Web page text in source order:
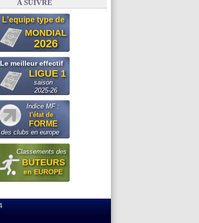
A SUIVRE
L'equipe type de
MONDIAL
2026
Le meilleur effectif
LIGUE 1
saison
2025-26
Indice MF :
l'état de
FORME
des clubs en europe
Classements des
BUTEURS
en EUROPE